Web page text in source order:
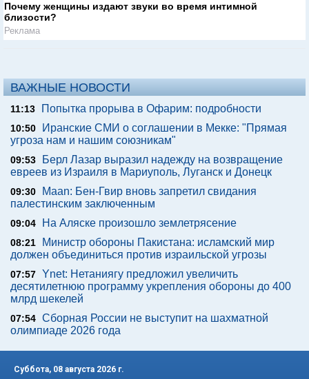
Почему женщины издают звуки во время интимной
близости?
Реклама
ВАЖНЫЕ НОВОСТИ
11:13 Попытка прорыва в Офарим: подробности
10:50
Иранские СМИ о соглашении в Мекке: "Прямая
угроза нам и нашим союзникам"
09:53
Берл Лазар выразил надежду на возвращение
евреев из Израиля в Мариуполь, Луганск и Донецк
09:30
Maan: Бен-Гвир вновь запретил свидания
палестинским заключенным
09:04 На Аляске произошло землетрясение
08:21
Министр обороны Пакистана: исламский мир
должен объединиться против израильской угрозы
07:57 Ynet: Нетаниягу предложил увеличить
десятилетнюю программу укрепления обороны до 400
млрд шекелей
07:54 Сборная России не выступит на шахматной
олимпиаде 2026 года
Суббота, 08 августа 2026 г.